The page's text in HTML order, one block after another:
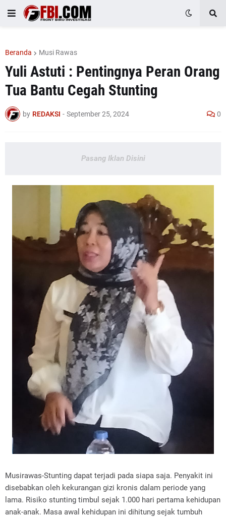
Beranda Musi Rawas
Yuli Astuti : Pentingnya Peran Orang
Tua Bantu Cegah Stunting
by REDAKSI - September 25, 2024 0
Pasang Iklan Disini
Musirawas-Stunting dapat terjadi pada siapa saja. Penyakit ini
disebabkan oleh kekurangan gizi kronis dalam periode yang
lama. Risiko stunting timbul sejak 1.000 hari pertama kehidupan
anak-anak. Masa awal kehidupan ini dihitung sejak tumbuh